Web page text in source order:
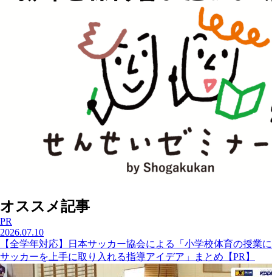
オススメ記事
PR
2026.07.10
【全学年対応】日本サッカー協会による「小学校体育の授業に
サッカーを上手に取り入れる指導アイデア」まとめ【PR】